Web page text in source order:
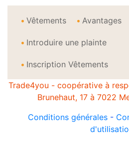
Vêtements Avantages
Introduire une plainte
Inscription Vêtements
Trade4you - coopérative à
Brunehaut, 17 à 7022
Conditions générales-